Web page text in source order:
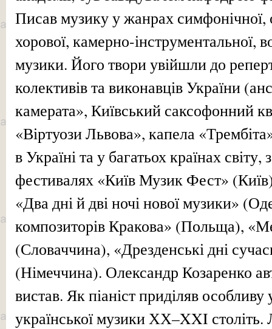
Писав музику у жанрах симфонічної,
хорової, камерно-інструментальної,
музики. Його твори увійшли до
колективів та виконавців України
камерата», Київський саксофонний
«Віртуози Львова», капела
в Україні та у багатьох країнах
фестивалях «Київ Музик Фест»
«Два дні й дві ночі нової музики»
композиторів Кракова» (Польща),
(Словаччина), «Дрезденські дні
(Німеччина). Олександр Козаренко
вистав. Як піаніст приділяв
української музики ХХ–XXI століть.